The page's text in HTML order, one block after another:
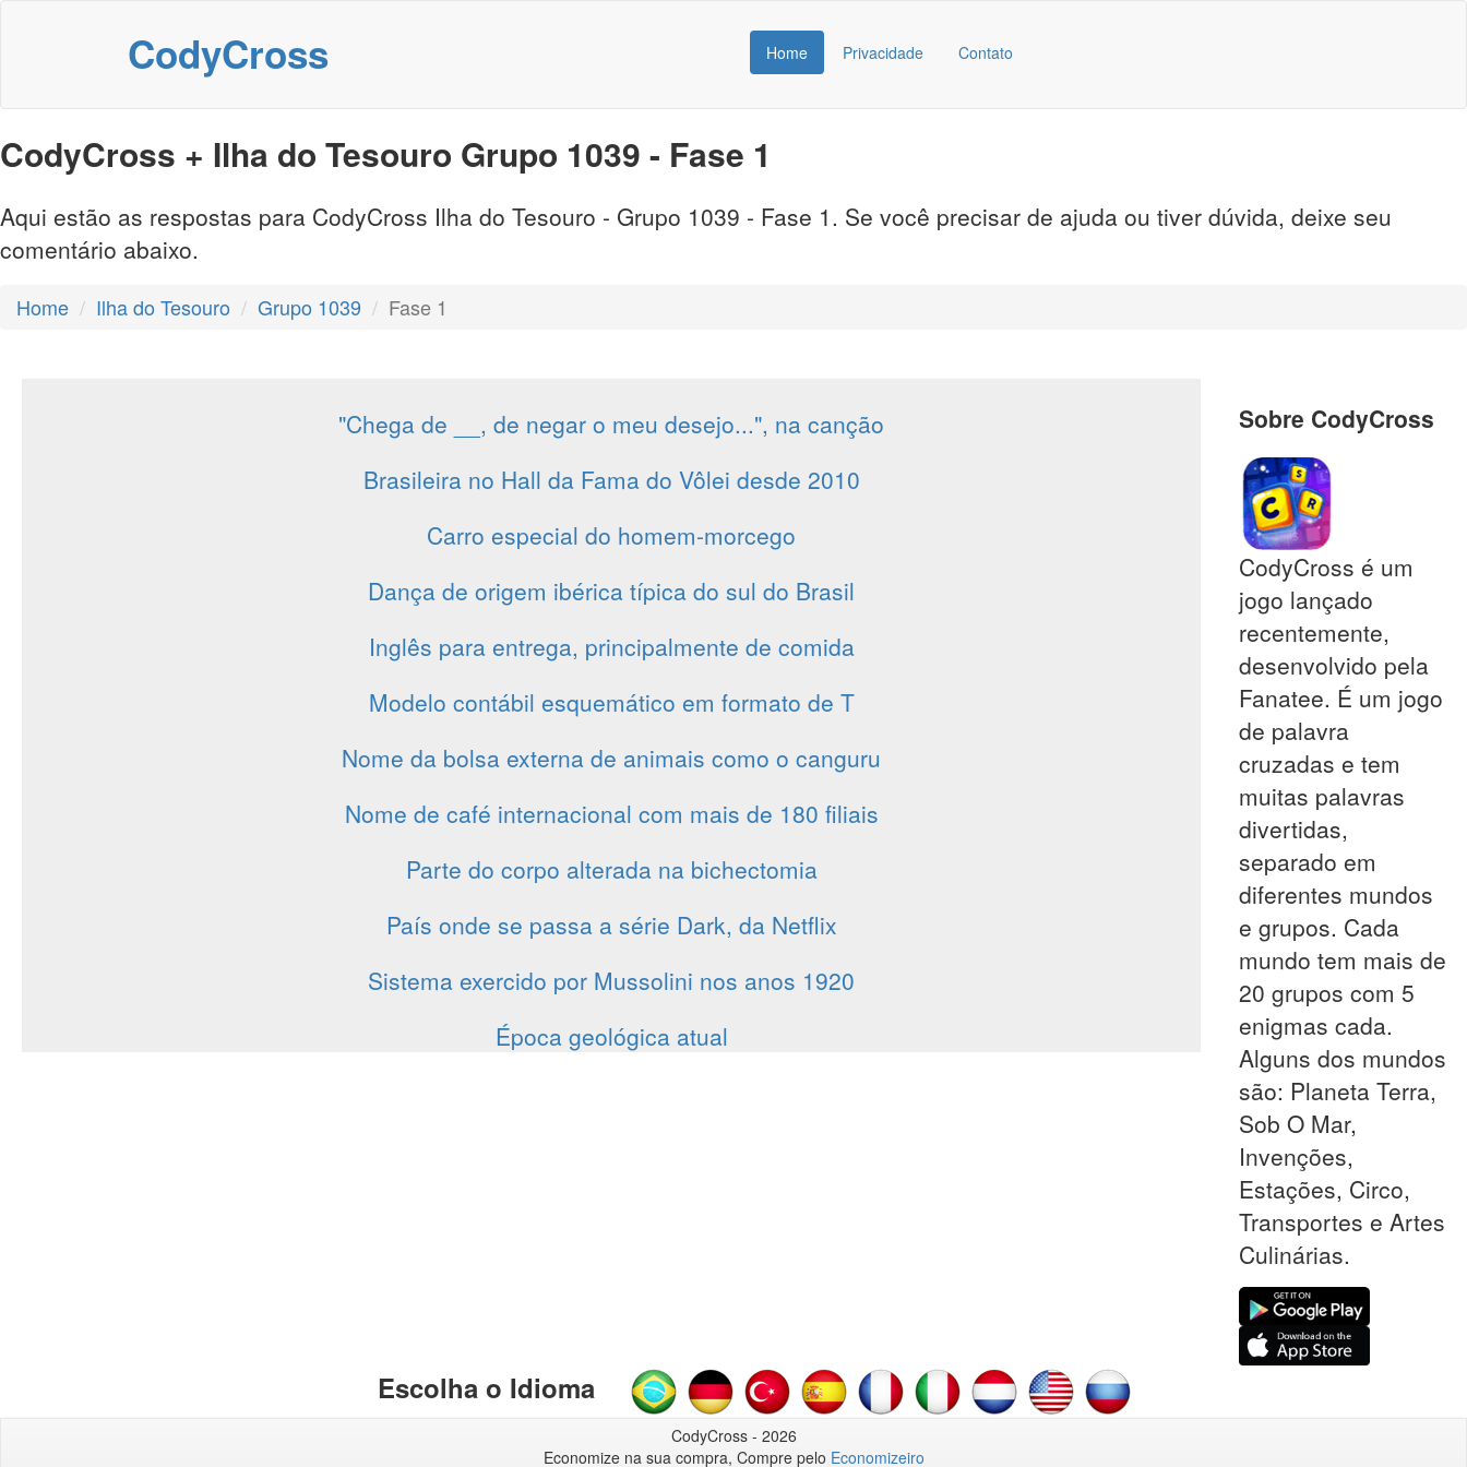
CodyCross Home Privacidade Contato
CodyCross + Ilha do Tesouro Grupo 1039 - Fase 1
Aqui estão as respostas para CodyCross Ilha do Tesouro - Grupo 1039 - Fase 1. Se você precisar de ajuda ou tiver dúvida, deixe seu
comentário abaixo.
Home Ilha do Tesouro Grupo 1039 Fase 1
"Chega de __, de negar o meu desejo...", na canção
Brasileira no Hall da Fama do Vôlei desde 2010
Carro especial do homem-morcego
Dança de origem ibérica típica do sul do Brasil
Inglês para entrega, principalmente de comida
Modelo contábil esquemático em formato de T
Nome da bolsa externa de animais como o canguru
Nome de café internacional com mais de 180 filiais
Parte do corpo alterada na bichectomia
País onde se passa a série Dark, da Netflix
Sistema exercido por Mussolini nos anos 1920
Época geológica atual
Sobre CodyCross
CodyCross é um
jogo lançado
recentemente,
desenvolvido pela
Fanatee. É um jogo
de palavra
cruzadas e tem
muitas palavras
divertidas,
separado em
diferentes mundos
e grupos. Cada
mundo tem mais de
20 grupos com 5
enigmas cada.
Alguns dos mundos
são: Planeta Terra,
Sob O Mar,
Invenções,
Estações, Circo,
Transportes e Artes
Culinárias.
Escolha o Idioma
CodyCross - 2026
Economize na sua compra, Compre pelo Economizeiro